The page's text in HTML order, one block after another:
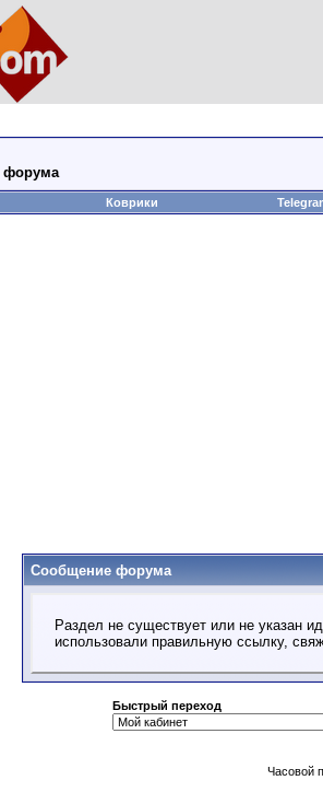
форума
Коврики
Сообщение форума
Раздел не существует или не указан
использовали правильную ссылку,
Быстрый переход
Часовой